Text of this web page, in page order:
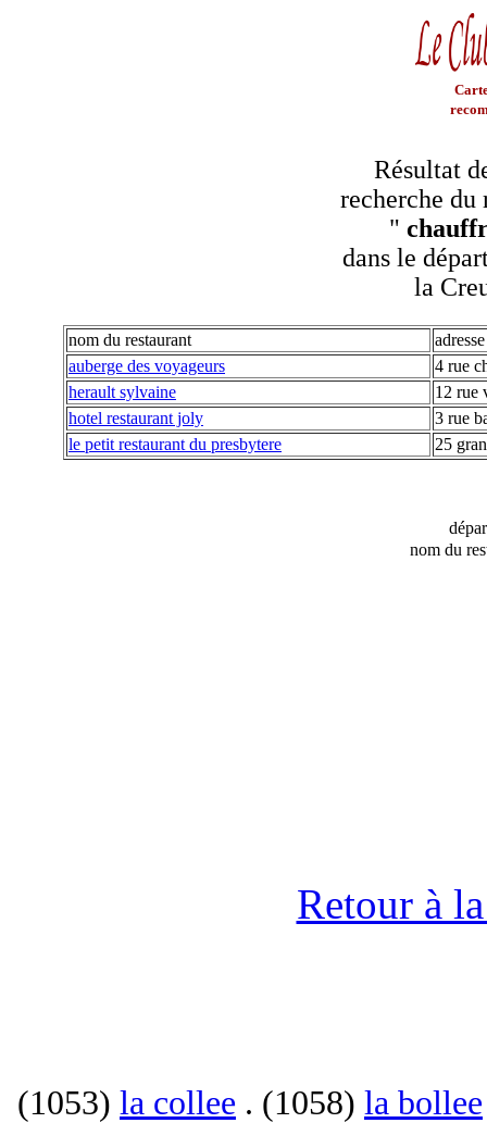
Résultat
recherche du
"
dans le
la
nom du restaurant
adresse
auberge des voyageurs
4 rue
herault sylvaine
12 rue
hotel restaurant joly
3 rue
le petit restaurant du presbytere
25
nom du
Retour à
(1053) la collee . (1058) la bollee